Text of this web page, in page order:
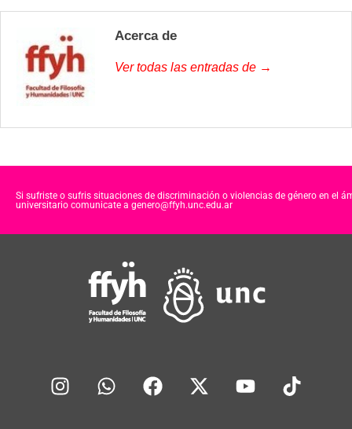
Acerca de
Ver todas las entradas de →
Si sufriste o sufris situaciones de discriminación o violencias de género en el
universitario comunicate a genero@ffyh.unc.edu.ar